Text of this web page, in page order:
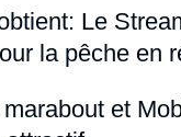
Le
la pêche en
et